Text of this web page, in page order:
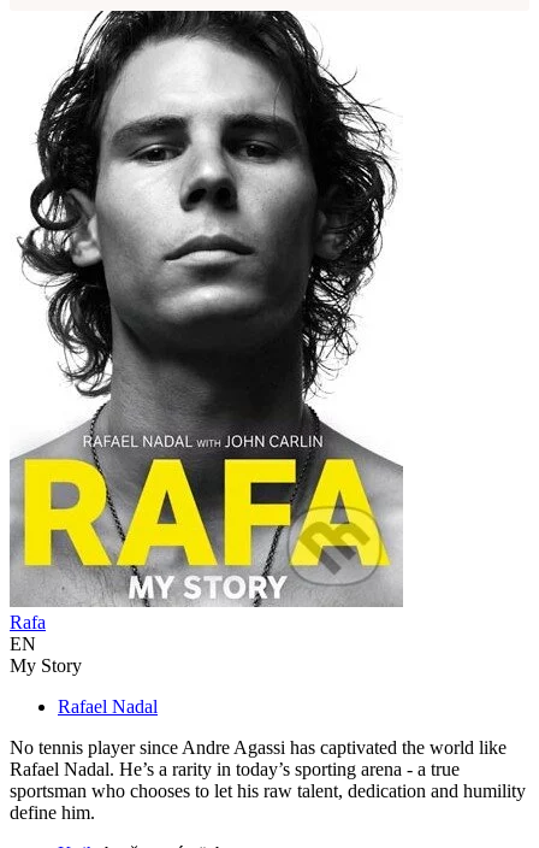
Rafa
EN
My Story
Rafael Nadal
No tennis player since Andre Agassi has captivated the world like
Rafael Nadal. He’s a rarity in today’s sporting arena - a true
sportsman who chooses to let his raw talent, dedication and humility
define him.